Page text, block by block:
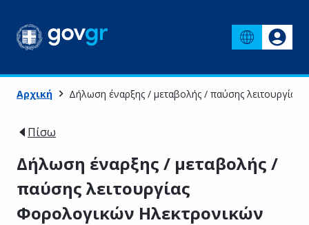
Αρχική Δήλωση έναρξης / μεταβολής / παύσης
Πίσω
Δήλωση έναρξης / μεταβολής /
παύσης λειτουργίας
Φορολογικών Ηλεκτρονικών